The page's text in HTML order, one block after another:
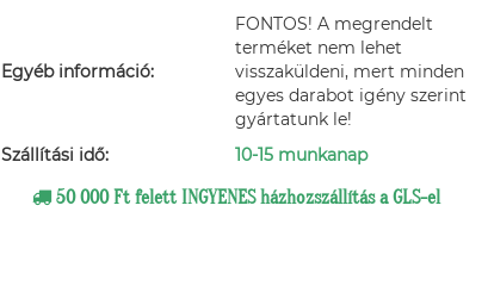
Egyéb információ:
FONTOS! A megrendelt
terméket nem lehet
visszaküldeni, mert minden
egyes darabot igény szerint
gyártatunk le!
Szállítási idő:
10-15 munkanap
50 000 Ft felett INGYENES házhozszállítás a GLS-el